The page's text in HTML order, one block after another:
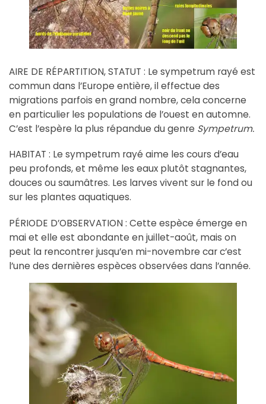
AIRE DE RÉPARTITION, STATUT : Le sympetrum rayé est
commun dans l’Europe entière, il effectue des
migrations parfois en grand nombre, cela concerne
en particulier les populations de l’ouest en automne.
C’est l’espère la plus répandue du genre Sympetrum.
HABITAT : Le sympetrum rayé aime les cours d’eau
peu profonds, et même les eaux plutôt stagnantes,
douces ou saumâtres. Les larves vivent sur le fond ou
sur les plantes aquatiques.
PÉRIODE D’OBSERVATION : Cette espèce émerge en
mai et elle est abondante en juillet-août, mais on
peut la rencontrer jusqu’en mi-novembre car c’est
l’une des dernières espèces observées dans l’année.